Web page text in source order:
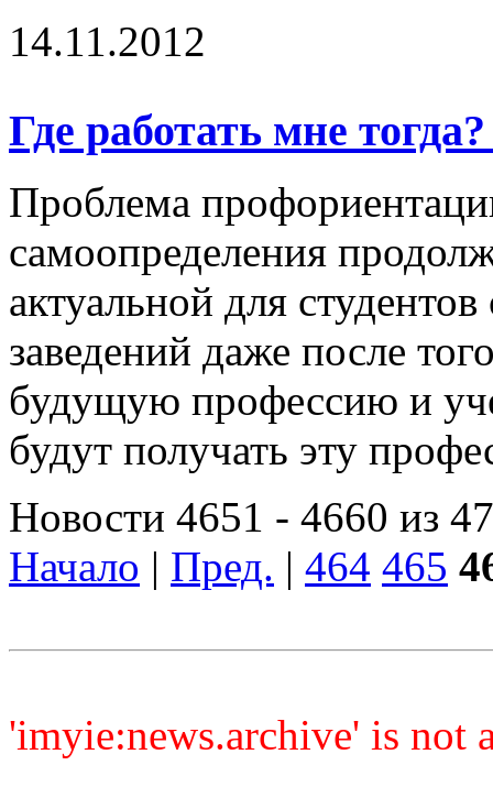
14.11.2012
Где работать мне
Проблема
самоопределения
актуальной для
заведений даже после
будущую профессию и
будут получать эту
Новости 4651 - 4660 из
Начало | Пред. | 464 465
'imyie:news.archive' is not